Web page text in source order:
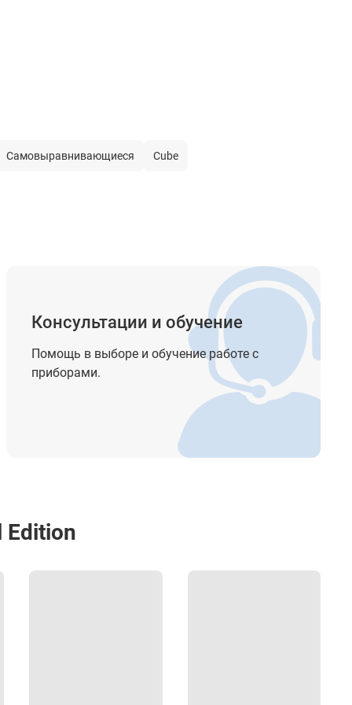
Самовыравнивающиеся Cube
Консультации и обучение
Помощь в выборе и обучение работе с
приборами.
Edition